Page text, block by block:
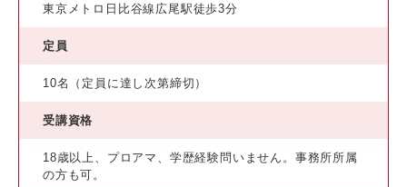
東京メトロ日比谷線広尾駅徒歩3分
定員
10名（定員に達し次第締切）
受講資格
18歳以上、プロアマ、学歴経験問いません。事務所所属
の方も可。